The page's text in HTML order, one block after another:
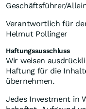
Geschäftsführer/
Verantwortlich für
Helmut Pollinger
Haftungsausschluss
Wir weisen
Haftung für die
übernehmen.
Jedes Investment in